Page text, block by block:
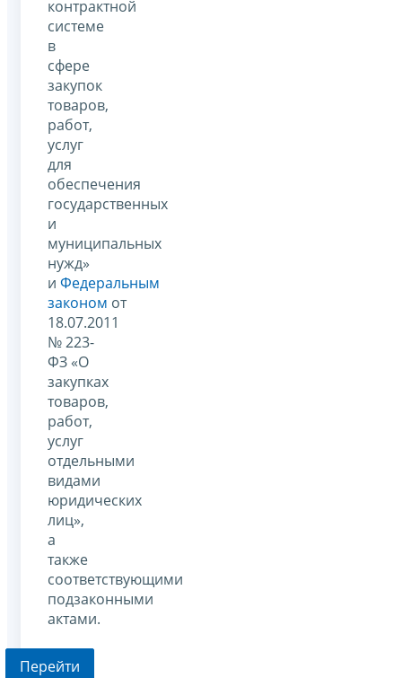
контрактной
системе
в
сфере
закупок
товаров,
работ,
услуг
для
обеспечения
государственных
и
муниципальных
нужд»
и Федеральным
законом от
18.07.2011
№ 223-
ФЗ «О
закупках
товаров,
работ,
услуг
отдельными
видами
юридических
лиц»,
а
также
соответствующими
подзаконными
актами.
Перейти